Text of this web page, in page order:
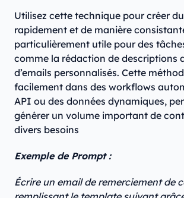
Utilisez cette technique pour créer
rapidement et de manière
particulièrement utile pour des
comme la rédaction de descriptions
d’emails personnalisés. Cette
facilement dans des workflows
API ou des données dynamiques,
générer un volume important de
divers besoins
Exemple de Prompt :
Écrire un email de remerciement de